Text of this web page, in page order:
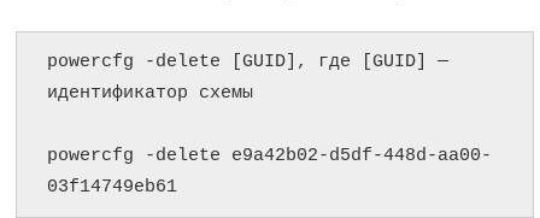
powercfg -delete [GUID], где [GUID] —
идентификатор схемы
powercfg -delete e9a42b02-d5df-448d-aa00-
03f14749eb61